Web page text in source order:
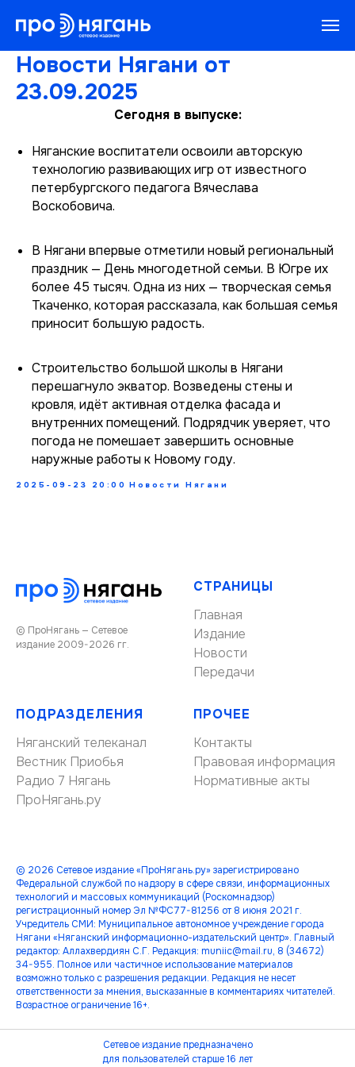
Новости Нягани от
23.09.2025
Сегодня в выпуске:
Няганские воспитатели освоили авторскую
технологию развивающих игр от известного
петербургского педагога Вячеслава
Воскобовича.
В Нягани впервые отметили новый региональный
праздник — День многодетной семьи. В Югре их
более 45 тысяч. Одна из них — творческая семья
Ткаченко, которая рассказала, как большая семья
приносит большую радость.
Строительство большой школы в Нягани
перешагнуло экватор. Возведены стены и
кровля, идёт активная отделка фасада и
внутренних помещений. Подрядчик уверяет, что
погода не помешает завершить основные
наружные работы к Новому году.
2025-09-23 20:00 Новости Нягани
© ПроНягань — Сетевое
издание 2009-2026 гг.
СТРАНИЦЫ
Главная
Издание
Новости
Передачи
ПОДРАЗДЕЛЕНИЯ
Няганский телеканал
Вестник Приобья
Радио 7 Нягань
ПроНягань.ру
ПРОЧЕЕ
Контакты
Правовая информация
Нормативные акты
© 2026 Сетевое издание «ПроНягань.ру» зарегистрировано
Федеральной службой по надзору в сфере связи, информационных
технологий и массовых коммуникаций (Роскомнадзор)
регистрационный номер Эл №ФС77-81256 от 8 июня 2021 г.
Учредитель СМИ: Муниципальное автономное учреждение города
Нягани «Няганский информационно-издательский центр». Главный
редактор: Аллахвердиян С.Г. Редакция: muniic@mail.ru, 8 (34672)
34-955. Полное или частичное использование материалов
возможно только с разрешения редакции. Редакция не несет
ответственности за мнения, высказанные в комментариях читателей.
Возрастное ограничение 16+.
Сетевое издание предназначено
для пользователей старше 16 лет